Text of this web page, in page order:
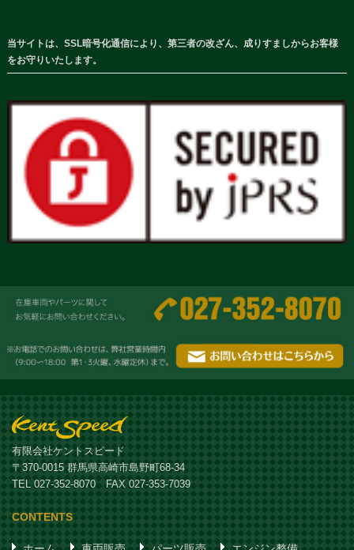
当サイトは、SSL暗号化通信により、第三者の改ざん、成りすましからお客様
をお守りいたします。
有限会社ケントスピード
〒370-0015 群馬県高崎市島野町68-34
TEL 027-352-8070 FAX 027-353-7039
CONTENTS